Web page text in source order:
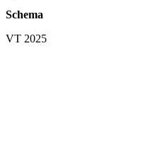
Schema
VT 2025